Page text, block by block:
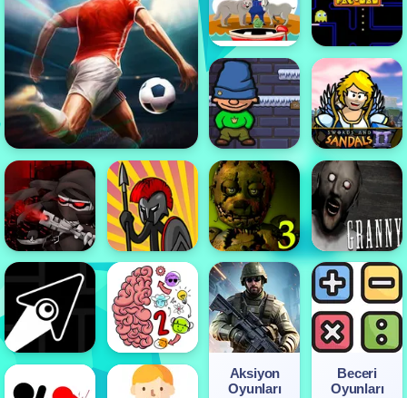
Aksiyon
Oyunları
Beceri
Oyunları